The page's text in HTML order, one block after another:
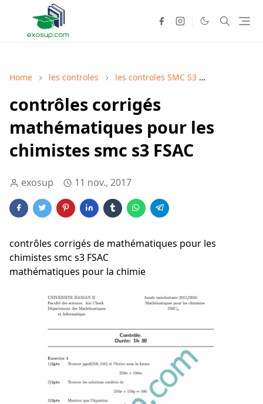
Home les controles les controles SMC S3
contrôles corrigés
mathématiques pour les
chimistes smc s3 FSAC
exosup 11 nov., 2017
contrôles corrigés de mathématiques pour les
chimistes smc s3 FSAC
mathématiques pour la chimie